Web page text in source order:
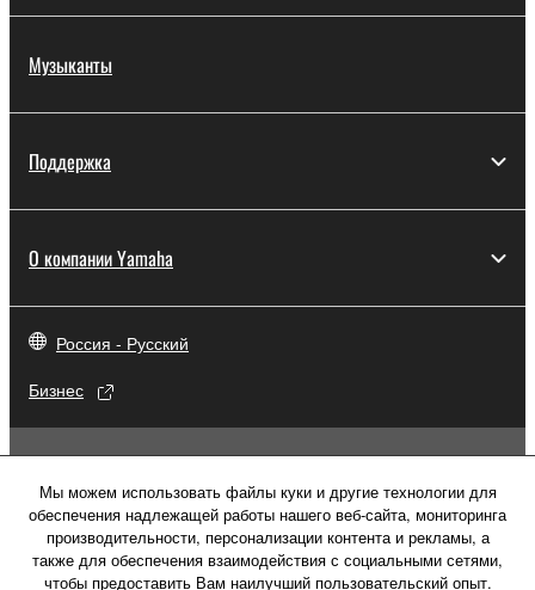
Музыканты
Поддержка
О компании Yamaha
Россия - Русский
Бизнес
Мы можем использовать файлы куки и другие технологии для
обеспечения надлежащей работы нашего веб-сайта, мониторинга
производительности, персонализации контента и рекламы, а
также для обеспечения взаимодействия с социальными сетями,
чтобы предоставить Вам наилучший пользовательский опыт.